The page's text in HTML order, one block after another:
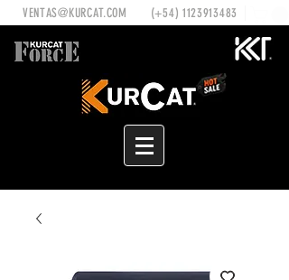
VENTAS@KURCAT.COM (+54) 1123913483